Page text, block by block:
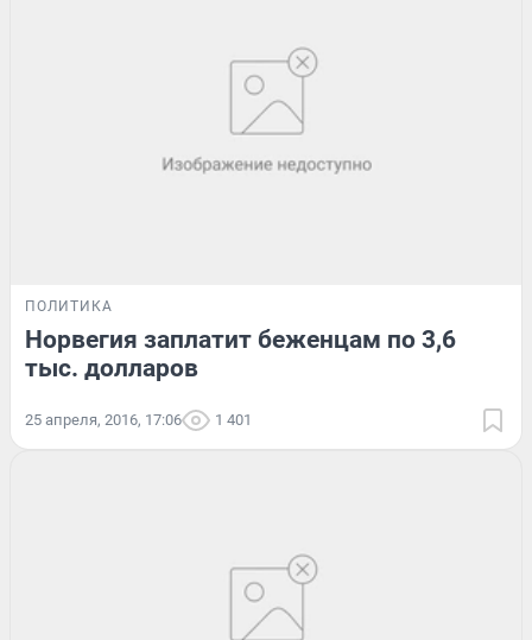
ПОЛИТИКА
Норвегия заплатит беженцам по 3,6
тыс. долларов
25 апреля, 2016, 17:06 1 401